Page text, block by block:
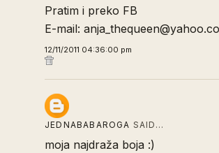
Pratim i preko FB
E-mail:
12/11/2011 04:36:00 pm
JEDNABABAROGA SAID…
moja najdraža boja :)